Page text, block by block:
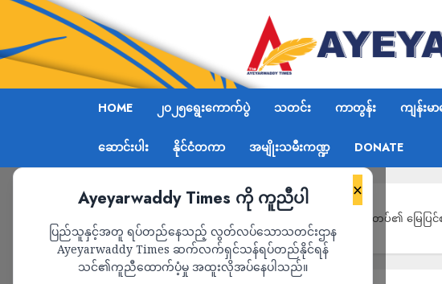
HOME ၂၀၂၅ရွေးကောက်ပွဲ သတင်း ကာတွန်း ကျန်းမာ
ဆောင်းပါး နိုင်ငံတကာ အမျိုးသမီးကဏ္ဍ DONATE
×
Ayeyarwaddy Times ကို ကူညီပါ
ပြည်သူနှင့်အတူ ရပ်တည်နေသည့် လွတ်လပ်သောသတင်းဌာန
Ayeyarwaddy Times ဆက်လက်ရှင်သန်ရပ်တည်နိုင်ရန်
သင်၏ကူညီထောက်ပံ့မှု အထူးလိုအပ်နေပါသည်။
Home
၁၀၂၇ စစ်ဆင်ရေး ရှမ်းမြောက်တိုက်ပွဲများတွင် စစ်ကောင်စီတပ်၏ မြေ
ရောက်ရှိလာ